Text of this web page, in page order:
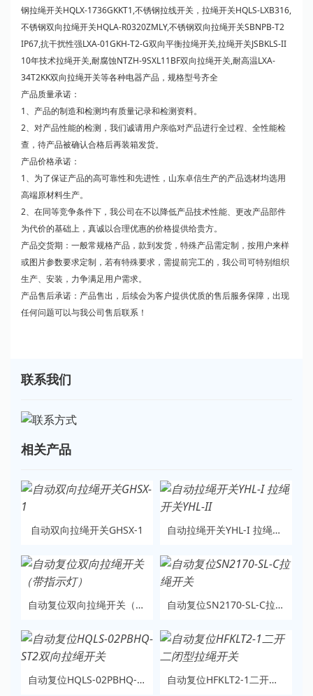
钢拉绳开关HQLX-1736GKKT1,不锈钢拉线开关，拉绳开关HQLS-LXB316,
不锈钢双向拉绳开关HQLA-R0320ZMLY,不锈钢双向拉绳开关SBNPB-T2
IP67,抗干扰性强LXA-01GKH-T2-G双向平衡拉绳开关,拉绳开关JSBKLS-II
10年技术拉绳开关,耐腐蚀NTZH-9SXL11BF双向拉绳开关,耐高温LXA-
34T2KK双向拉绳开关等各种电器产品，规格型号齐全
产品质量承诺：
1、产品的制造和检测均有质量记录和检测资料。
2、对产品性能的检测，我们诚请用户亲临对产品进行全过程、全性能检
查，待产品被确认合格后再装箱发货。
产品价格承诺：
1、为了保证产品的高可靠性和先进性，山东卓信生产的产品选材均选用
高端原材料生产。
2、在同等竞争条件下，我公司在不以降低产品技术性能、更改产品部件
为代价的基础上，真诚以合理优惠的价格提供给贵方。
产品交货期：一般常规格产品，款到发货，特殊产品需定制，按用户来样
或图片参数要求定制，若有特殊要求，需提前完工的，我公司可特别组织
生产、安装，力争满足用户需求。
产品售后承诺：产品售出，后续会为客户提供优质的售后服务保障，出现
任何问题可以与我公司售后联系！
联系我们
相关产品
自动双向拉绳开关GHSX-1 自动拉绳开关YHL-I 拉绳开关YHL-II
自动复位双向拉绳开关（带指示灯） 自动复位SN2170-SL-C拉绳开关
自动复位HQLS-02PBHQ-ST2双向拉绳开关 自动复位HFKLT2-1二开二闭型拉绳开关